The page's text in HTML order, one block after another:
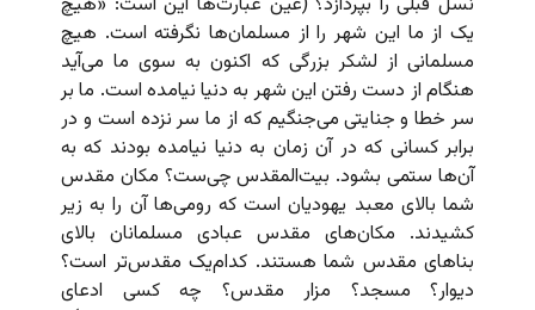
یک از ما این شهر را از مسلمان‌ها نگرفته است. هیچ
مسلمانی از لشکر بزرگی که اکنون به سوی ما می‌آید
هنگام از دست رفتن این شهر به دنیا نیامده است. ما بر
سر خطا و جنایتی می‌جنگیم که از ما سر نزده است و در
برابر کسانی که در آن زمان به دنیا نیامده بودند که به
آن‌ها ستمی بشود. بیت‌المقدس چی‌ست؟ مکان مقدس
شما بالای معبد یهودیان است که رومی‌ها آن را به زیر
کشیدند. مکان‌های مقدس عبادی مسلمانان بالای
بناهای مقدس شما هستند. کدام‌یک مقدس‌تر است؟
دیوار؟ مسجد؟ مزار مقدس؟ چه کسی ادعای